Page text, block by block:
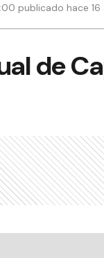
publicado hace 16
de